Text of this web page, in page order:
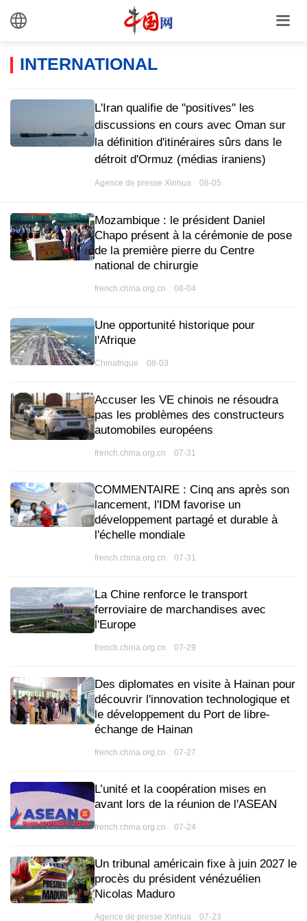
INTERNATIONAL
L'Iran qualifie de ''positives'' les
discussions en cours avec Oman sur
la définition d'itinéraires sûrs dans le
détroit d'Ormuz (médias iraniens)
Agence de presse Xinhua 08-05
Mozambique : le président Daniel
Chapo présent à la cérémonie de pose
de la première pierre du Centre
national de chirurgie
french.china.org.cn 08-04
Une opportunité historique pour
l'Afrique
Chinafrique 08-03
Accuser les VE chinois ne résoudra
pas les problèmes des constructeurs
automobiles européens
french.china.org.cn 07-31
COMMENTAIRE : Cinq ans après son
lancement, l'IDM favorise un
développement partagé et durable à
l'échelle mondiale
french.china.org.cn 07-31
La Chine renforce le transport
ferroviaire de marchandises avec
l'Europe
french.china.org.cn 07-29
Des diplomates en visite à Hainan pour
découvrir l'innovation technologique et
le développement du Port de libre-
échange de Hainan
french.china.org.cn 07-27
L’unité et la coopération mises en
avant lors de la réunion de l'ASEAN
french.china.org.cn 07-24
Un tribunal américain fixe à juin 2027 le
procès du président vénézuélien
Nicolas Maduro
Agence de presse Xinhua 07-23